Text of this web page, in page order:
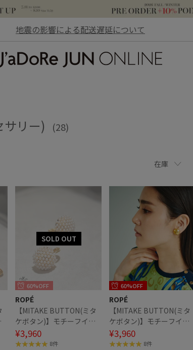
地震の影響による配送遅延について
サリー) (28)
在庫
60%OFF
ROPÉ
【MITAKE BUTTON(ミタ
ケボタン)】モチーフイヤ
リング
¥3,960
8件
60%OFF
ROPÉ
【MITAKE BUTTON(ミタ
ケボタン)】モチーフイヤ
リング
¥3,960
8件